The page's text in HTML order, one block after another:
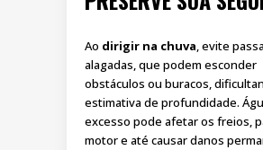
Ao dirigir na chuva, evite
alagadas, que podem esconder
obstáculos ou buracos,
estimativa de profundidade.
excesso pode afetar os freios,
motor e até causar danos